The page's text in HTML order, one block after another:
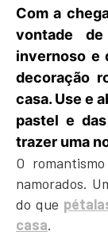
Com a
vontade
invernoso e
decoração
casa. Use e
pastel e
trazer uma
O
namorados.
do que
casa.